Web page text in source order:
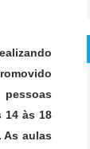
14 às 18
As aulas